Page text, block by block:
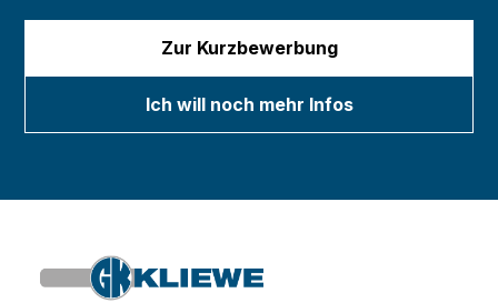
Zur Kurzbewerbung
Ich will noch mehr Infos